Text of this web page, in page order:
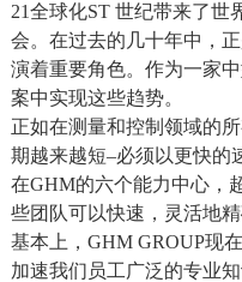
21全球化ST 世纪带来了世
会。在过去的几十年中，
演着重要角色。作为一家
案中实现这些趋势。
正如在测量和控制领域的
期越来越短–必须以更快的
在GHM的六个能力中心，
些团队可以快速，灵活地
基本上， GHM GROUP现
加速我们员工广泛的专业